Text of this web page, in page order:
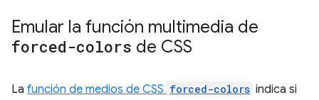
Emular la función multimedia de
forced-colors de CSS
La función de medios de CSS forced-colors indica si